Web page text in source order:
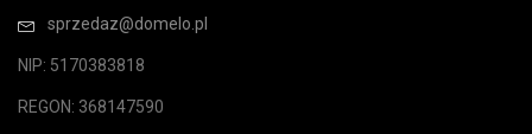
sprzedaz@domelo.pl
NIP: 5170383818
REGON: 368147590